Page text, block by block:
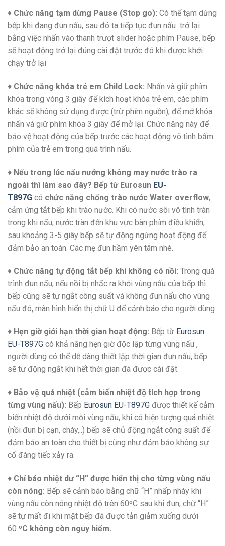
♦ Chức năng tạm dừng Pause (Stop go): Có thể tạm dừng
bếp khi đang đun nấu, sau đó ta tiếp tục đun nấu trở lại
bằng việc nhấn vào thanh trượt slider hoặc phím Pause, bếp
sẽ hoạt động trở lại đúng cài đặt trước đó khi được khởi
chạy trở lại
♦ Chức năng khóa trẻ em Child Lock: Nhấn và giữ phím
khóa trong vòng 3 giây để kích hoạt khóa trẻ em, các phím
khác sẽ không sử dụng được (trừ phím nguồn), để mở khóa
nhấn và giữ phím khóa 3 giây để mở lại. Chức năng này để
bảo vệ hoạt động của bếp trước các hoạt động vô tình bấm
phím của trẻ em trong quá trình nấu.
♦ Nếu trong lúc nấu nướng không may nước trào ra
ngoài thì làm sao đây? Bếp từ Eurosun EU-
T897G có chức năng chống trào nước Water overflow,
cảm ứng tắt bếp khi trào nước. Khi có nước sôi vô tình tràn
trong khi nấu, nước tràn đến khu vực bàn phím điều khiển,
sau khoảng 3-5 giây bếp sẽ tự động ngừng hoạt động để
đảm bảo an toàn. Các mẹ đun hầm yên tâm nhé.
♦ Chức năng tự động tắt bếp khi không có nồi: Trong quá
trình đun nấu, nếu nồi bị nhấc ra khỏi vùng nấu của bếp thì
bếp cũng sẽ tự ngắt công suất và không đun nấu cho vùng
nấu đó, màn hình hiển thị chữ U để cảnh báo cho người dùng
♦ Hẹn giờ giới hạn thời gian hoạt động: Bếp từ Eurosun
EU-T897G có khả năng hẹn giờ độc lập từng vùng nấu ,
người dùng có thể dễ dàng thiết lập thời gian đun nấu, bếp
sẽ tư động ngắt khi hết thời gian đã được cài đặt.
♦ Bảo vệ quá nhiệt (cảm biến nhiệt độ tích hợp trong
từng vùng nấu): Bếp Eurosun EU-T897G được thiết kế cảm
biến nhiệt độ dưới mỗi vùng nấu, khi có hiện tượng quá nhiệt
(nồi đun bị cạn, cháy,..) bếp sẽ chủ động ngắt công suất để
đảm bảo an toàn cho thiết bị cũng như đảm bảo không sự
cố đáng tiếc xảy ra.
♦ Chỉ báo nhiệt dư “H” được hiển thị cho từng vùng nấu
còn nóng: Bếp sẽ cảnh báo bằng chữ “H” nhấp nháy khi
vùng nấu còn nóng nhiệt độ trên 60ºC sau khi đun, chữ “H”
sẽ tự mất đi khi mặt bếp đã được tản giảm xuống dưới
60 ºC không còn nguy hiểm.